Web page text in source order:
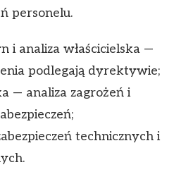
personelu.
i analiza właścicielska —
podlegają dyrektywie;
— analiza zagrożeń i
technicznych i